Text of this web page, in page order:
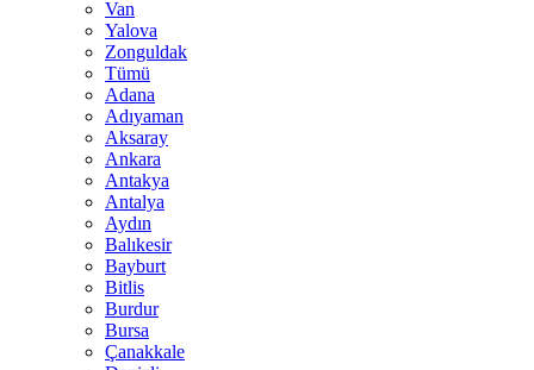
Van
Yalova
Zonguldak
Tümü
Adana
Adıyaman
Aksaray
Ankara
Antakya
Antalya
Aydın
Balıkesir
Bayburt
Bitlis
Burdur
Bursa
Çanakkale